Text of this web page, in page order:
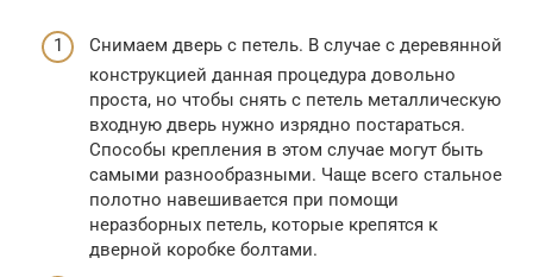
Снимаем дверь с петель. В случае с деревянной
конструкцией данная процедура довольно
проста, но чтобы снять с петель металлическую
входную дверь нужно изрядно постараться.
Способы крепления в этом случае могут быть
самыми разнообразными. Чаще всего стальное
полотно навешивается при помощи
неразборных петель, которые крепятся к
дверной коробке болтами.